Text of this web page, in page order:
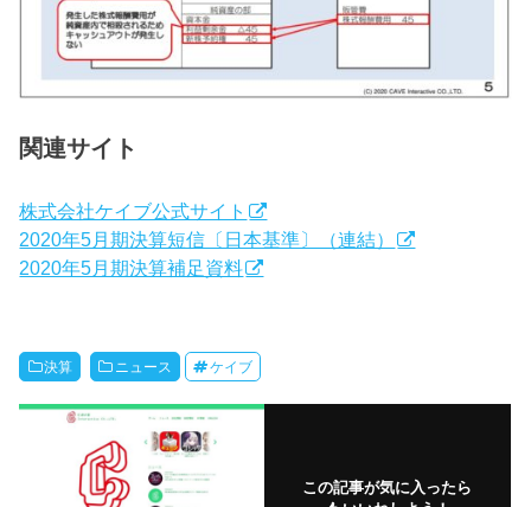
関連サイト
株式会社ケイブ公式サイト
2020年5月期決算短信〔日本基準〕（連結）
2020年5月期決算補足資料
決算 ニュース ケイブ
この記事が気に入ったら